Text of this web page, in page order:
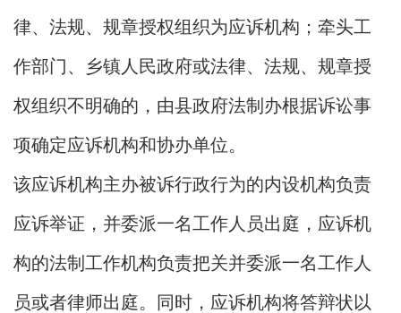
律、法规、规章授权组织为应诉机构；牵头工
作部门、乡镇人民政府或法律、法规、规章授
权组织不明确的，由县政府法制办根据诉讼事
项确定应诉机构和协办单位。
该应诉机构主办被诉行政行为的内设机构负责
应诉举证，并委派一名工作人员出庭，应诉机
构的法制工作机构负责把关并委派一名工作人
员或者律师出庭。同时，应诉机构将答辩状以